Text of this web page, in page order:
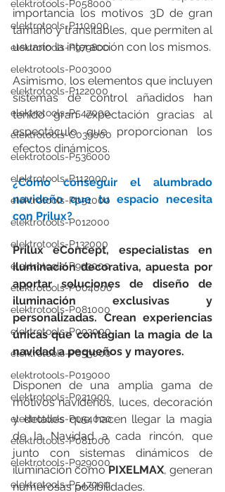
elektrotools-P058000
elektrotools-P110000
elektrotools-P979800
elektrotools-P003000
elektrotools-P122000
elektrotools-P547000
elektrotools-C039000
elektrotools-P536000
elektrotools-P112000
elektrotools-P051000
elektrotools-P012000
elektrotools-P132000
elektrotools-P993000
elektrotools-P004000
elektrotools-P081000
elektrotools-P093000
elektrotools-P053000
elektrotools-P019000
elektrotools-P021000
elektrotools-P054000
elektrotools-P081000
elektrotools-P929000
elektrotools-P547000
importancia los motivos 3D de gran
tamaño y transitables, que permiten al
usuario la interacción con los mismos.
Asimismo, los elementos que incluyen
sistemas de control añadidos han
tenido gran expectación gracias al
espectáculo que proporcionan los
efectos dinámicos.
¿Cómo conseguir el alumbrado
navideño que tu espacio necesita
con Prilux?
Prilux eConcept, especialistas en
iluminación decorativa, apuesta por
aportar soluciones de diseño de
iluminación exclusivas y
personalizadas. Crean experiencias
únicas que contagian la magia de la
navidad a pequeños y mayores.
Disponen de una amplia gama de
motivos navideños, luces, decoración
y detalles que hacen llegar la magia
de la Navidad a cada rincón, que
junto con sistemas dinámicos de
iluminación como PIXELMAX, generan
numerosas posibilidades.